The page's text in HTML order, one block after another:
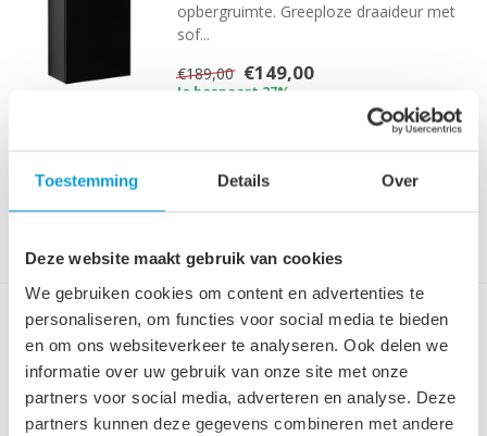
Toestemming Details Over
Deze website maakt gebruik van cookies
We gebruiken cookies om content en advertenties te
personaliseren, om functies voor social media te bieden
en om ons websiteverkeer te analyseren. Ook delen we
informatie over uw gebruik van onze site met onze
partners voor social media, adverteren en analyse. Deze
partners kunnen deze gegevens combineren met andere
opbergruimte. Greeploze draaideur met
sof...
€189,00 €149,00
Je bespaart 27%
in huis!
Toiletmeubel Angela 40cm -
mat zwart met zwarte
wastafel
Strak fonteinmeubel met veel
opbergruimte. Greeploze draaideur met